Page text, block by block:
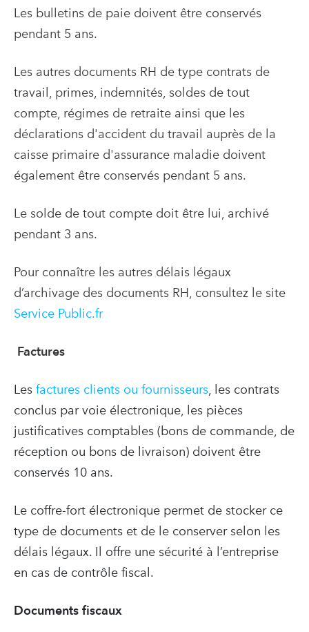
Les bulletins de paie doivent être conservés
pendant 5 ans.
Les autres documents RH de type contrats de
travail, primes, indemnités, soldes de tout
compte, régimes de retraite ainsi que les
déclarations d'accident du travail auprès de la
caisse primaire d'assurance maladie doivent
également être conservés pendant 5 ans.
Le solde de tout compte doit être lui, archivé
pendant 3 ans.
Pour connaître les autres délais légaux
d’archivage des documents RH, consultez le site
Service Public.fr
Factures
Les factures clients ou fournisseurs , les contrats
conclus par voie électronique, les pièces
justificatives comptables (bons de commande, de
réception ou bons de livraison) doivent être
conservés 10 ans.
Le coffre-fort électronique permet de stocker ce
type de documents et de le conserver selon les
délais légaux. Il offre une sécurité à l’entreprise
en cas de contrôle fiscal.
Documents fiscaux